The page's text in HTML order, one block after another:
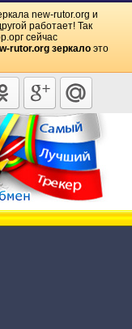
new-rutor.org и
работает! Так
сейчас
rutor.org зеркало это